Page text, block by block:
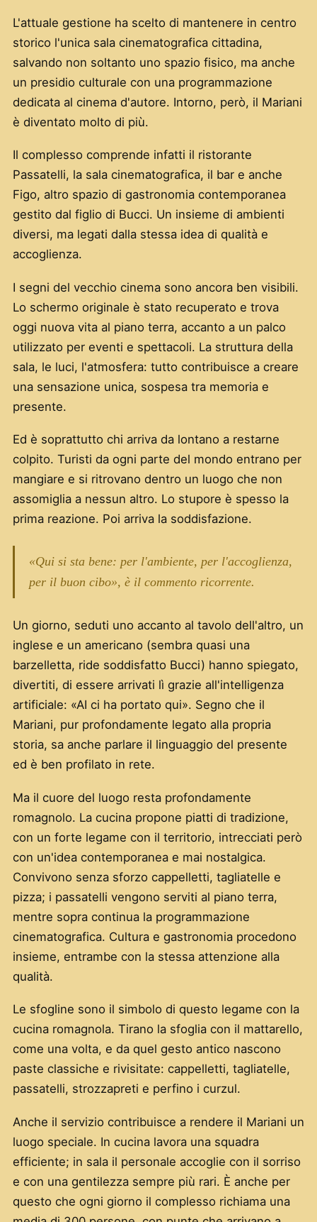
L'attuale gestione ha scelto di mantenere in centro
storico l'unica sala cinematografica cittadina,
salvando non soltanto uno spazio fisico, ma anche
un presidio culturale con una programmazione
dedicata al cinema d'autore. Intorno, però, il Mariani
è diventato molto di più.
Il complesso comprende infatti il ristorante
Passatelli, la sala cinematografica, il bar e anche
Figo, altro spazio di gastronomia contemporanea
gestito dal figlio di Bucci. Un insieme di ambienti
diversi, ma legati dalla stessa idea di qualità e
accoglienza.
I segni del vecchio cinema sono ancora ben visibili.
Lo schermo originale è stato recuperato e trova
oggi nuova vita al piano terra, accanto a un palco
utilizzato per eventi e spettacoli. La struttura della
sala, le luci, l'atmosfera: tutto contribuisce a creare
una sensazione unica, sospesa tra memoria e
presente.
Ed è soprattutto chi arriva da lontano a restarne
colpito. Turisti da ogni parte del mondo entrano per
mangiare e si ritrovano dentro un luogo che non
assomiglia a nessun altro. Lo stupore è spesso la
prima reazione. Poi arriva la soddisfazione.
«Qui si sta bene: per l'ambiente, per l'accoglienza,
per il buon cibo», è il commento ricorrente.
Un giorno, seduti uno accanto al tavolo dell'altro, un
inglese e un americano (sembra quasi una
barzelletta, ride soddisfatto Bucci) hanno spiegato,
divertiti, di essere arrivati lì grazie all'intelligenza
artificiale: «AI ci ha portato qui». Segno che il
Mariani, pur profondamente legato alla propria
storia, sa anche parlare il linguaggio del presente
ed è ben profilato in rete.
Ma il cuore del luogo resta profondamente
romagnolo. La cucina propone piatti di tradizione,
con un forte legame con il territorio, intrecciati però
con un'idea contemporanea e mai nostalgica.
Convivono senza sforzo cappelletti, tagliatelle e
pizza; i passatelli vengono serviti al piano terra,
mentre sopra continua la programmazione
cinematografica. Cultura e gastronomia procedono
insieme, entrambe con la stessa attenzione alla
qualità.
Le sfogline sono il simbolo di questo legame con la
cucina romagnola. Tirano la sfoglia con il mattarello,
come una volta, e da quel gesto antico nascono
paste classiche e rivisitate: cappelletti, tagliatelle,
passatelli, strozzapreti e perfino i curzul.
Anche il servizio contribuisce a rendere il Mariani un
luogo speciale. In cucina lavora una squadra
efficiente; in sala il personale accoglie con il sorriso
e con una gentilezza sempre più rari. È anche per
questo che ogni giorno il complesso richiama una